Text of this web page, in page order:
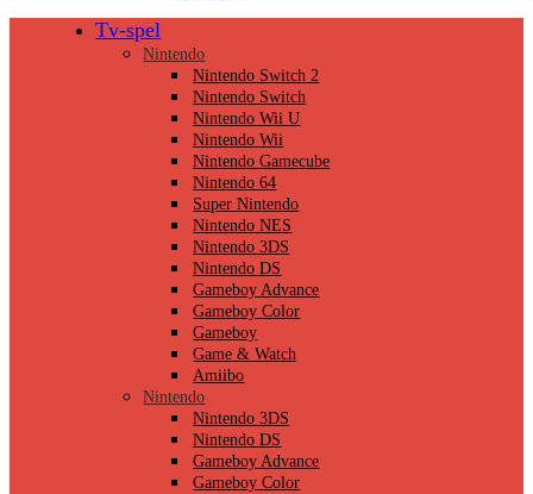
Tv-spel
Nintendo
Nintendo Switch 2
Nintendo Switch
Nintendo Wii U
Nintendo Wii
Nintendo Gamecube
Nintendo 64
Super Nintendo
Nintendo NES
Nintendo 3DS
Nintendo DS
Gameboy Advance
Gameboy Color
Gameboy
Game & Watch
Amiibo
Nintendo
Nintendo 3DS
Nintendo DS
Gameboy Advance
Gameboy Color